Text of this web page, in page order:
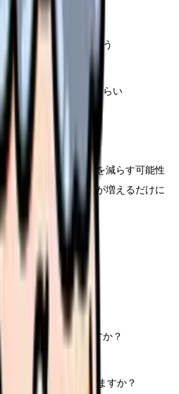
穴
が話す情報が食い違う
い
り、看護師が確認しづらい
く、在宅側で困る
二重確認になる
、看護師の確認作業を減らす可能性
が悪いと、確認経路が増えるだけに
環境
進めていますか？
電子共有ですか？
どう変わっていますか？
はありますか？
どの届出状況はありますか？